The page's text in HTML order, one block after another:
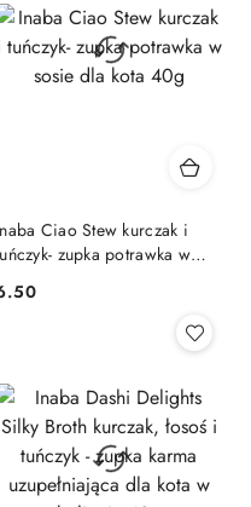
Ciao Stew kurczak i
zupka potrawka w